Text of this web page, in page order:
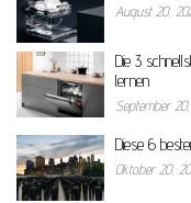
August 20,
Die 3
lernen
September
Diese 6
Oktober 20,